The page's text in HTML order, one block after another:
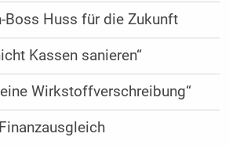
Boss Huss für die Zukunft
Kassen sanieren“
Wirkstoffverschreibung“